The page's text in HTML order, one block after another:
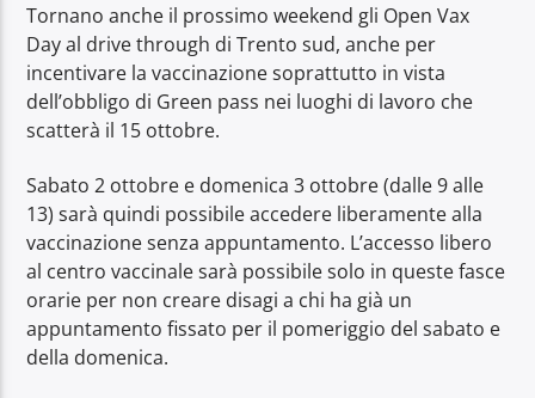
Radio Dolomiti
Tornano anche il prossimo weekend gli Open Vax
Day al drive through di Trento sud, anche per
incentivare la vaccinazione soprattutto in vista
dell’obbligo di Green pass nei luoghi di lavoro che
scatterà il 15 ottobre.
Sabato 2 ottobre e domenica 3 ottobre (dalle 9 alle
13) sarà quindi possibile accedere liberamente alla
vaccinazione senza appuntamento. L’accesso libero
al centro vaccinale sarà possibile solo in queste fasce
orarie per non creare disagi a chi ha già un
appuntamento fissato per il pomeriggio del sabato e
della domenica.